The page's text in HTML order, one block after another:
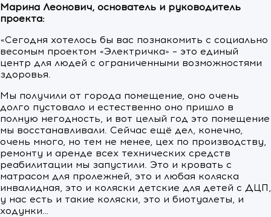
Марина Леонович, основатель и руководитель
проекта:
«Сегодня хотелось бы вас познакомить с социально
весомым проектом «Электричка» – это единый
центр для людей с ограниченными возможностями
здоровья.
Мы получили от города помещение, оно очень
долго пустовало и естественно оно пришло в
полную негодность, и вот целый год это помещение
мы восстанавливали. Сейчас ещё дел, конечно,
очень много, но тем не менее, цех по производству,
ремонту и аренде всех технических средств
реабилитации мы запустили. Это и кровать с
матрасом для пролежней, это и любая коляска
инвалидная, это и коляски детские для детей с ДЦП,
у нас есть и такие коляски, это и биотуалеты, и
ходунки…